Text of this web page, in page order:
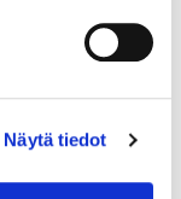
Näytä tiedot